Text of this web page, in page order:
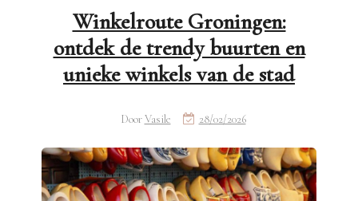
Winkelroute Groningen:
ontdek de trendy buurten en
unieke winkels van de stad
DoorVasile 28/02/2026